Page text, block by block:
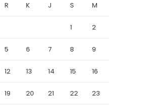
R K J S M
1 2
5 6 7 8 9
12 13 14 15 16
19 20 21 22 23